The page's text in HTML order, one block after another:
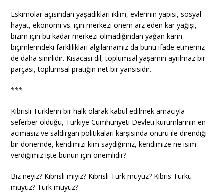
Eskimolar açısından yaşadıkları iklim, evlerinin yapısı, sosyal
hayat, ekonomi vs. için merkezi önem arz eden kar yağışı,
bizim için bu kadar merkezi olmadığından yağan karın
biçimlerindeki farklılıkları algılamamız da bunu ifade etmemiz
de daha sınırlıdır. Kısacası dil, toplumsal yaşamın ayrılmaz bir
parçası, toplumsal pratiğin net bir yansısıdır.
***
Kıbrıslı Türklerin bir halk olarak kabul edilmek amacıyla
seferber olduğu, Türkiye Cumhuriyeti Devleti kurumlarının en
acımasız ve saldırgan politikaları karşısında onuru ile direndiği
bir dönemde, kendimizi kim saydığımız, kendimize ne isim
verdiğimiz işte bunun için önemlidir?
Biz neyiz? Kıbrıslı mıyız? Kıbrıslı Türk müyüz? Kıbrıs Türkü
müyüz? Türk müyüz?